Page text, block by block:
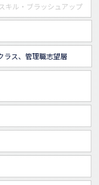
スキル・ブラッシュアップ
ラス、管理職志望層